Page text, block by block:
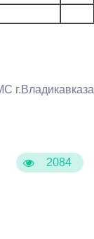
2084
г.Владикавказа